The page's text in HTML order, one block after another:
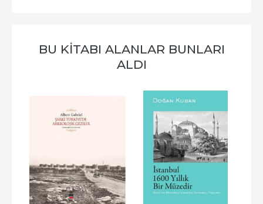
BU KITABI ALANLAR BUNLARI
ALDI